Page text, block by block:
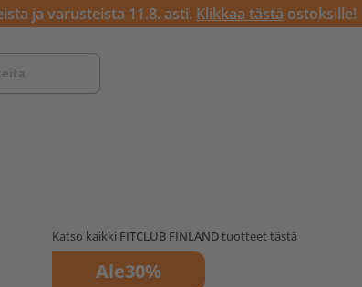
ja varusteista 11.8. asti. Klikkaa tästä ostoksille!
Katso kaikki FITCLUB FINLANDtuotteet tästä
Ale30%